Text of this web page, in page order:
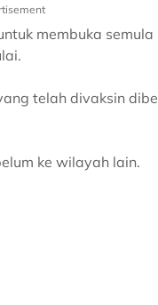
membuka
telah divaksin
ke wilayah lain.